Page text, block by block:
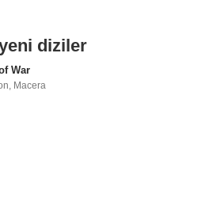
diziler
War
, Macera